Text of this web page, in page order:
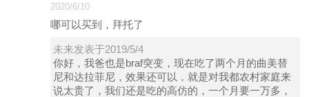
2020/6/10
哪可以买到，拜托了
未来发表于2019/5/4
你好，我爸也是braf突变，现在吃了两个月的曲美替
尼和达拉菲尼，效果还可以，就是对我都农村家庭来
说太贵了，我们还是吃的高仿的，一个月要一万多，